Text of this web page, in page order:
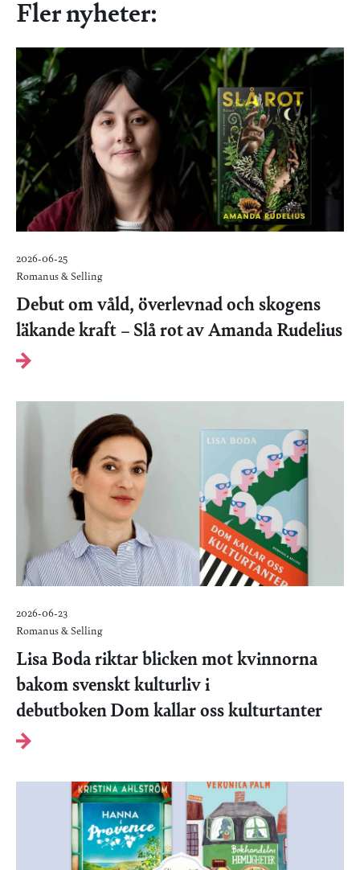
Fler nyheter:
2026-06-25
Romanus & Selling
Debut om våld, överlevnad och skogens
läkande kraft – Slå rot av Amanda Rudelius
2026-06-23
Romanus & Selling
Lisa Boda riktar blicken mot kvinnorna
bakom svenskt kulturliv i
debutboken Dom kallar oss kulturtanter